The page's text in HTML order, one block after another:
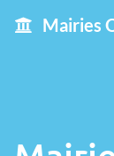
Mairies